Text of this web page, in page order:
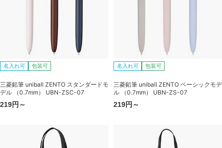
名入れ可 包装可
三菱鉛筆 uniball ZENTO スタンダードモ
デル （0.7mm） UBN-ZSC-07
219円～
名入れ可 包装可
三菱鉛筆 uniball ZENTO ベーシックモデ
ル （0.7mm） UBN-ZS-07
219円～